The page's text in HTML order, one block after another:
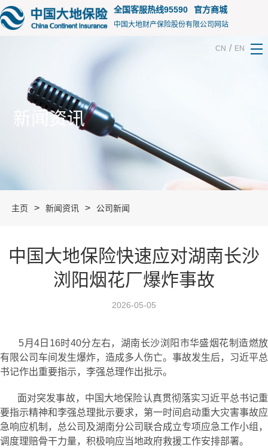
15155 全国客服热线95590 官方商城
中国大地财产保险股份有限公司网站
CN / EN
新闻资讯
主页 > 新闻资讯 > 公司新闻
中国大地保险快速应对湖南长沙
浏阳烟花厂爆炸事故
2026-05-05
5月4日16时40分左右，湖南长沙浏阳市华盛烟花制造燃放
有限公司车间发生爆炸，造成多人伤亡。事故发生后，习近平总
书记作出重要指示，李强总理作出批示。
面对突发事故，中国大地保险认真贯彻落实习近平总书记重
要指示精神和李强总理批示要求，第一时间启动重大灾害事故应
急响应机制，总公司及湖南分公司联合成立专项应急工作小组，
调度理赔骨干力量，积极响应当地政府救援工作安排部署。